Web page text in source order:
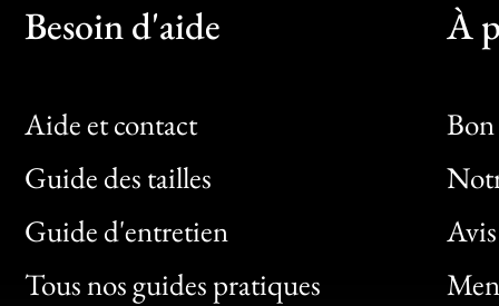
Besoin d'aide
Aide et contact
Guide des tailles
Guide d'entretien
Tous nos guides pratiques
À
Bon
Clic